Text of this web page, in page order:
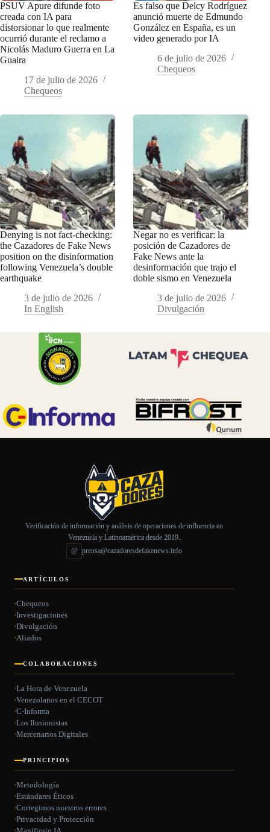
PSUV Apure difunde foto
creada con IA para
distorsionar lo que realmente
ocurrió durante el reclamo a
Nicolás Maduro Guerra en La
Guaira
17 de julio de 2026
Chequeos
Es falso que Delcy Rodríguez
anunció muerte de Edmundo
González en España, es un
video generado por IA
6 de julio de 2026
Chequeos
Denying is not fact-checking:
the Cazadores de Fake News
position on the disinformation
following Venezuela’s double
earthquake
3 de julio de 2026
In English
Negar no es verificar: la
posición de Cazadores de
Fake News ante la
desinformación que trajo el
doble sismo en Venezuela
3 de julio de 2026
Divulgación
Verificación de información y análisis de operaciones de influencia en
Venezuela y Latinoamérica desde 2019.
@ prensa@cazadoresdefakenews.info
ARTÍCULOS
Chequeos
Investigaciones
Divulgación
Aliados
COLABORACIONES
La Hora de Venezuela
Venezolanos en el CECOT
C-Informa
Los Ilusionistas
Mercenarios Digitales
PRINCIPIOS
Metodología
Estándares Éticos
Corregimos nuestros errores
Privacidad y Protección